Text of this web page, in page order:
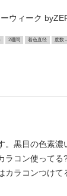
ウィーク
2週間 着色直径 度数
。黒目の色素濃
ラコン使ってる
カラコンつけて